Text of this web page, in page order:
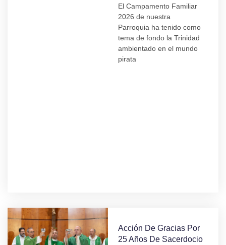
El Campamento Familiar
2026 de nuestra
Parroquia ha tenido como
tema de fondo la Trinidad
ambientado en el mundo
pirata
Acción De Gracias Por
25 Años De Sacerdocio